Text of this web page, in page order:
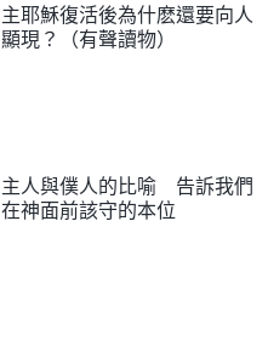
主耶穌復活後為什麽還要向人
顯現？（有聲讀物）
主人與僕人的比喻 告訴我們
在神面前該守的本位